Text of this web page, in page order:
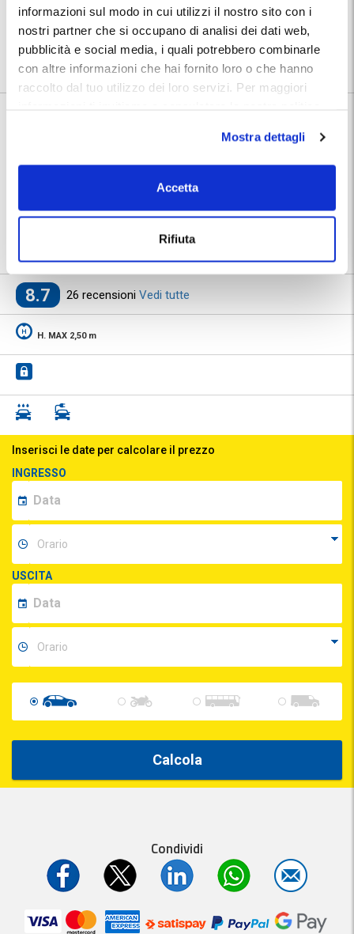
informazioni sul modo in cui utilizzi il nostro sito con i
nostri partner che si occupano di analisi dei dati web,
pubblicità e social media, i quali potrebbero combinarle
con altre informazioni che hai fornito loro o che hanno
raccolto dal tuo utilizzo dei loro servizi. Per maggiori
Mostra dettagli
Accetta
Rifiuta
Posizione:
Utilizza la mappa per calcolare il percorso per raggiungere il
parcheggio. Dopo la prenotazione troverai nel tuo Voucher MyParking
indirizzo e numeri telefonici dedicati del parcheggio.
autolavaggio, ricarica elettrica
⭐ Votato dai clienti: 8.7
Roma
8.7 26 recensioni Vedi tutte
H. MAX 2,50 m
Inserisci le date per calcolare il prezzo
INGRESSO
USCITA
Calcola
Condividi